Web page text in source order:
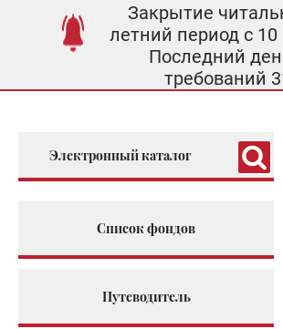
Закрытие
летний период с 10
Последний
требований
Электронный каталог
Список фондов
Путеводитель